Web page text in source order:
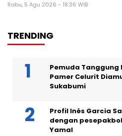
Rabu, 5 Agu 2026 - 18:36 WIB
TRENDING
Pemuda Tanggung
Pamer Celurit
Sukabumi
Profil Inés Garcia
dengan
Yamal